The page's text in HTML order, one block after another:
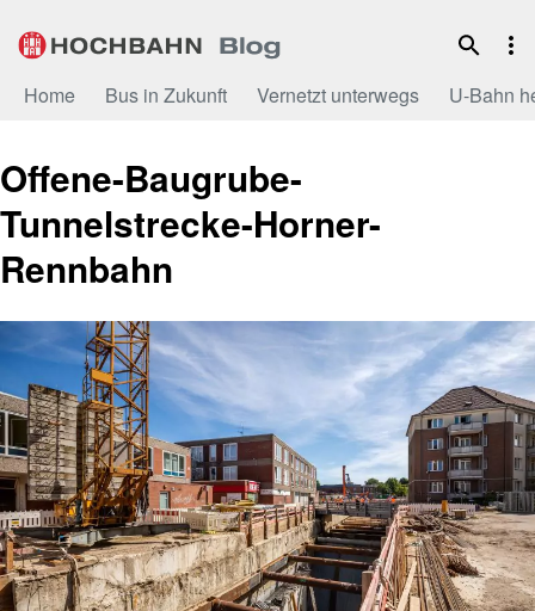
Inhalt
Home Bus in Zukunft Vernetzt unterwegs U-Bahn
Offene-Baugrube-
Tunnelstrecke-Horner-
Rennbahn